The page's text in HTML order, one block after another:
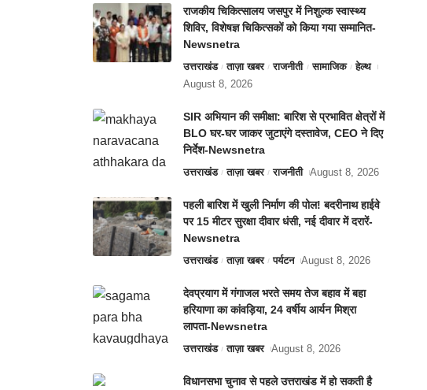
राजकीय चिकित्सालय जसपुर में निशुल्क स्वास्थ्य
शिविर, विशेषज्ञ चिकित्सकों को किया गया सम्मानित-
Newsnetra
उत्तराखंड ताज़ा खबर राजनीती सामाजिक
हेल्थ
August 8, 2026
SIR अभियान की समीक्षा: बारिश से प्रभावित क्षेत्रों में
BLO घर-घर जाकर जुटाएंगे दस्तावेज, CEO ने दिए
निर्देश-Newsnetra
उत्तराखंड ताज़ा खबर राजनीती August 8, 2026
पहली बारिश में खुली निर्माण की पोल! बदरीनाथ हाईवे
पर 15 मीटर सुरक्षा दीवार धंसी, नई दीवार में दरारें-
Newsnetra
उत्तराखंड ताज़ा खबर पर्यटन August 8, 2026
देवप्रयाग में गंगाजल भरते समय तेज बहाव में बहा
हरियाणा का कांवड़िया, 24 वर्षीय आर्यन मिश्रा
लापता-Newsnetra
उत्तराखंड ताज़ा खबर August 8, 2026
विधानसभा चुनाव से पहले उत्तराखंड में हो सकती है